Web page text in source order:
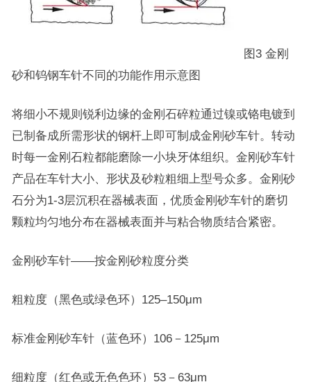
图3 金刚
砂和钨钢车针不同的功能作用示意图
将细小不规则锐利边缘的金刚石碎粒通过镍或铬电镀到
已制备成所需形状的钢杆上即可制成金刚砂车针。转动
时每一金刚石粒都能磨除一小块牙体组织。金刚砂车针
产品在车针大小、形状及砂粒粗细上型号众多。金刚砂
石分为1-3层沉积在器械表面，优质金刚砂车针的磨切
颗粒均匀地分布在器械表面并与粘合物质结合紧密。
金刚砂车针——按金刚砂粒度分类
粗粒度（黑色或绿色环）125–150μm
标准金刚砂车针（蓝色环）106－125μm
细粒度（红色或无色色环）53－63μm